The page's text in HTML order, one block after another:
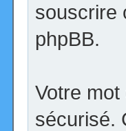
souscrire
phpBB.
Votre
sécurisé.